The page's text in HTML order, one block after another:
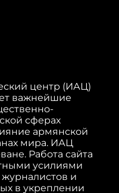
центр (ИАЦ)
важнейшие
сферах
армянской
мира. ИАЦ
Работа сайта
усилиями
и
в укреплении